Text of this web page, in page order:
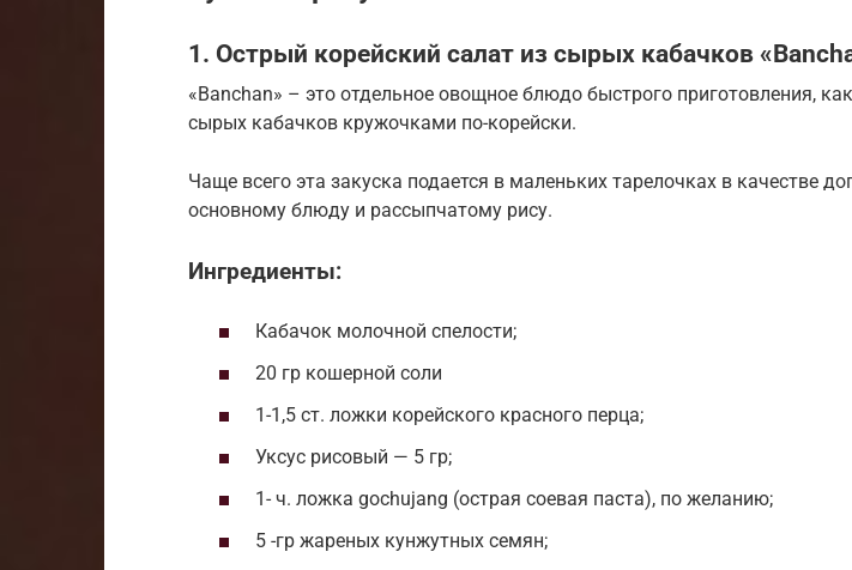
1. Острый корейский салат из сырых кабачков
«Banchan» – это отдельное овощное блюдо быстрого приготовления,
сырых кабачков кружочками по-корейски.
Чаще всего эта закуска подается в маленьких тарелочках в качестве
основному блюду и рассыпчатому рису.
Ингредиенты:
Кабачок молочной спелости;
20 гр кошерной соли
1-1,5 ст. ложки корейского красного перца;
Уксус рисовый — 5 гр;
1- ч. ложка gochujang (острая соевая паста), по желанию;
5 -гр жареных кунжутных семян;